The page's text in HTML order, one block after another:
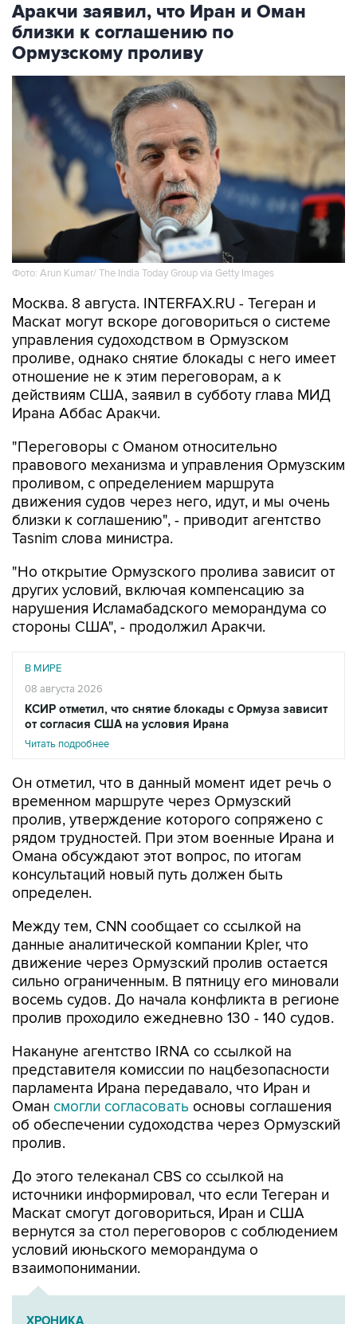
Аракчи заявил, что Иран и Оман
близки к соглашению по
Ормузскому проливу
Фото: Arun Kumar/ The India Today Group via Getty Images
Москва. 8 августа. INTERFAX.RU - Тегеран и
Маскат могут вскоре договориться о системе
управления судоходством в Ормузском
проливе, однако снятие блокады с него имеет
отношение не к этим переговорам, а к
действиям США, заявил в субботу глава МИД
Ирана Аббас Аракчи.
"Переговоры с Оманом относительно
правового механизма и управления Ормузским
проливом, с определением маршрута
движения судов через него, идут, и мы очень
близки к соглашению", - приводит агентство
Tasnim слова министра.
"Но открытие Ормузского пролива зависит от
других условий, включая компенсацию за
нарушения Исламабадского меморандума со
стороны США", - продолжил Аракчи.
В МИРЕ
08 августа 2026
КСИР отметил, что снятие блокады с Ормуза зависит
от согласия США на условия Ирана
Читать подробнее
Он отметил, что в данный момент идет речь о
временном маршруте через Ормузский
пролив, утверждение которого сопряжено с
рядом трудностей. При этом военные Ирана и
Омана обсуждают этот вопрос, по итогам
консультаций новый путь должен быть
определен.
Между тем, CNN сообщает со ссылкой на
данные аналитической компании Kpler, что
движение через Ормузский пролив остается
сильно ограниченным. В пятницу его миновали
восемь судов. До начала конфликта в регионе
пролив проходило ежедневно 130 - 140 судов.
Накануне агентство IRNA со ссылкой на
представителя комиссии по нацбезопасности
парламента Ирана передавало, что Иран и
Оман смогли согласовать основы соглашения
об обеспечении судоходства через Ормузский
пролив.
До этого телеканал CBS со ссылкой на
источники информировал, что если Тегеран и
Маскат смогут договориться, Иран и США
вернутся за стол переговоров с соблюдением
условий июньского меморандума о
взаимопонимании.